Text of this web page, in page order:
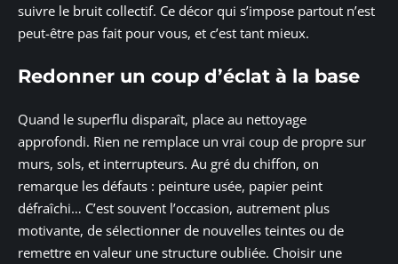
suivre le bruit collectif. Ce décor qui s’impose partout n’est
peut-être pas fait pour vous, et c’est tant mieux.
Redonner un coup d’éclat à la base
Quand le superflu disparaît, place au nettoyage
approfondi. Rien ne remplace un vrai coup de propre sur
murs, sols, et interrupteurs. Au gré du chiffon, on
remarque les défauts : peinture usée, papier peint
défraîchi… C’est souvent l’occasion, autrement plus
motivante, de sélectionner de nouvelles teintes ou de
remettre en valeur une structure oubliée. Choisir une